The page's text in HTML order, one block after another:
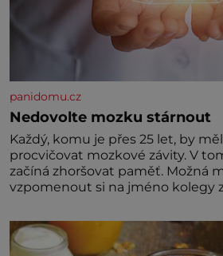
panidomu.cz
Nedovolte mozku stárnout
Každý, komu je přes 25 let, by
procvičovat mozkové závity. V
začíná zhoršovat paměť. Možná
vzpomenout si na jméno kolegy
nedávno přečetli. Je to opravdu
kdyby se paměť rozhodla